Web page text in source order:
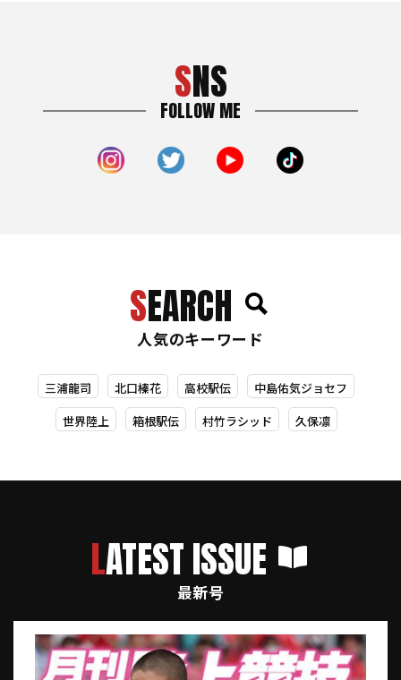
SNS
FOLLOW ME
SEARCH
人気のキーワード
三浦龍司 北口榛花 高校駅伝 中島佑気ジョセフ
世界陸上 箱根駅伝 村竹ラシッド 久保凛
LATEST ISSUE
最新号